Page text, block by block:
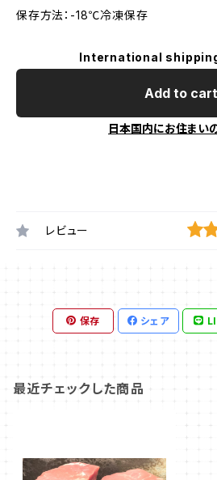
保存方法：-18℃冷凍保存
International
Add to cart
日本国内にお住まい
レビュー
保存 シェア
最近チェックした商品